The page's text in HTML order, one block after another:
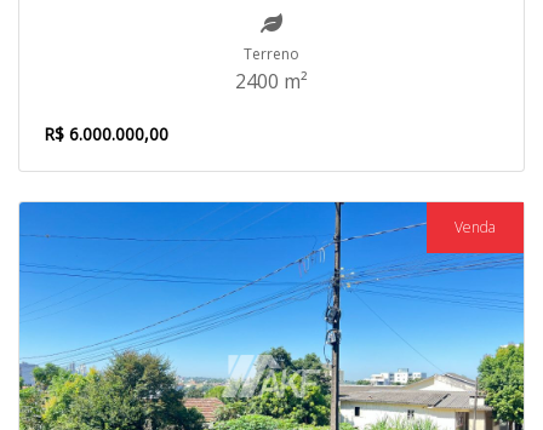
Terreno
2400 m²
R$ 6.000.000,00
Venda